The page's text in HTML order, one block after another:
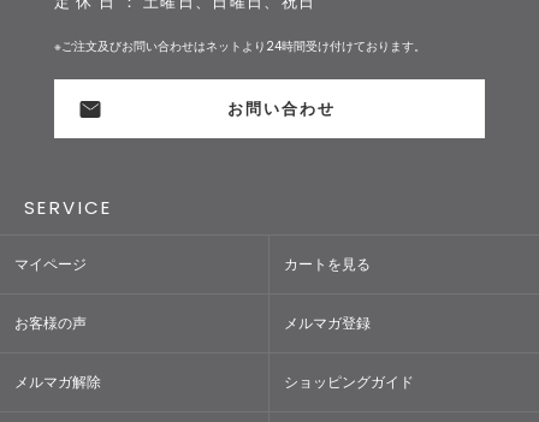
※ご注文及びお問い合わせはネットより24時間受け付けております。
お問い合わせ
SERVICE
マイページ カートを見る
お客様の声 メルマガ登録
メルマガ解除 ショッピングガイド